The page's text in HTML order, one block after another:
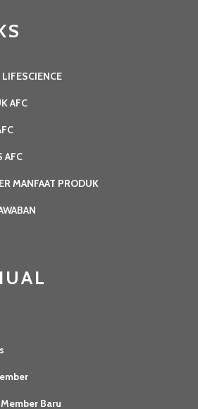
AFC
AFC
MANFAAT PRODUK
Baru